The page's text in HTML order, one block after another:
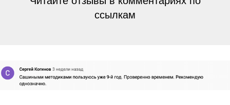
ссылкам